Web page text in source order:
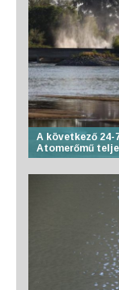
A következő
Atomerőmű